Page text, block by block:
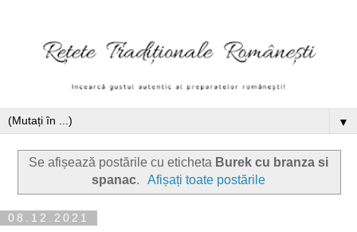
▼
Se afișează postările cu eticheta Burek cu branza si
spanac. Afișați toate postările
08.12.2021